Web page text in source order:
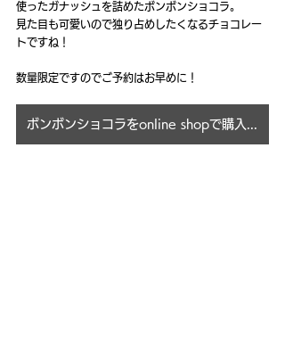
使ったガナッシュを詰めたボンボンショコラ。
見た目も可愛いので独り占めしたくなるチョコレー
トですね！
数量限定ですのでご予約はお早めに！